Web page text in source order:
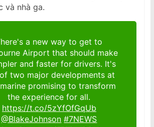
và nhà ga.
a new way to get to
Airport that should make
and faster for drivers. It's
two major developments at
promising to transform
the experience for all.
https://t.co/5zYfOfGqUb
@BlakeJohnson #7NEWS